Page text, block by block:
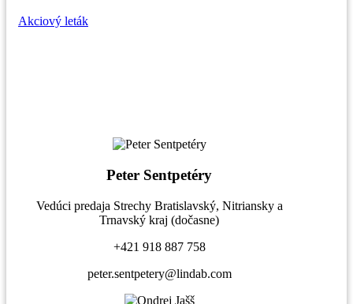
Akciový leták
Peter Sentpetéry
Vedúci predaja Strechy Bratislavský, Nitriansky a
Trnavský kraj (dočasne)
+421 918 887 758
peter.sentpetery@lindab.com